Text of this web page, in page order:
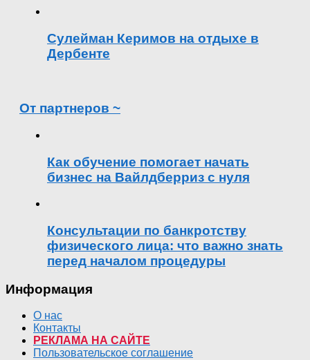
Сулейман Керимов на отдыхе в
Дербенте
От партнеров ~
Как обучение помогает начать
бизнес на Вайлдберриз с нуля
Консультации по банкротству
физического лица: что важно знать
перед началом процедуры
Информация
О нас
Контакты
РЕКЛАМА НА САЙТЕ
Пользовательское соглашение